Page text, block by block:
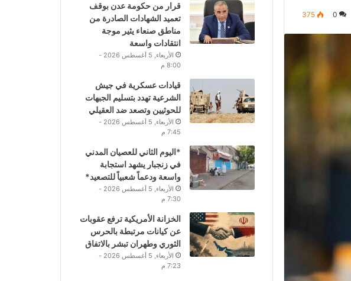
0
375
قرار من حكومة عدن بوقف
تعميد الشهادات الصادرة من
مناطق صنعاء يثير موجة
انتقادات واسعة
الأربعاء, 5 أغسطس 2026 -
8:00 م
قيادات عسكرية في جيش
الشرعية تهدد بتسليم الجبهات
للحوثيين وتصعد ضد العقيلي
الأربعاء, 5 أغسطس 2026 -
7:45 م
*اليوم الثاني للعصيان المدني
في زنجبار يشهد استجابة
واسعة ودعماً شعبياً للتصعيد*
الأربعاء, 5 أغسطس 2026 -
7:30 م
الخزانة الأمريكية ترفع عقوبات
عن كيانات مرتبطة بالحرس
الثوري وطهران تبشر بالاتفاق
الأربعاء, 5 أغسطس 2026 -
7:23 م